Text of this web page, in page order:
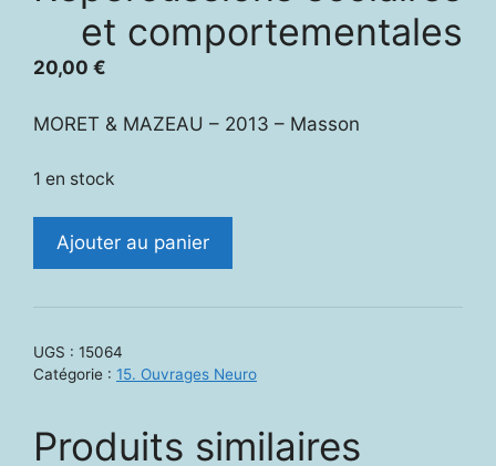
et comportementales
20,00 €
MORET & MAZEAU – 2013 – Masson
1 en stock
quantité
syndrôme
chez
Ajouter au panier
UGS : 15064
Catégorie : 15. Ouvrages Neuro
Produits similaires